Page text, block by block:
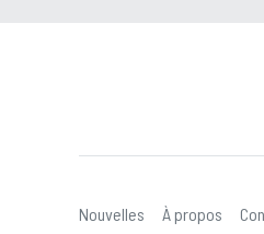
Nouvelles À propos